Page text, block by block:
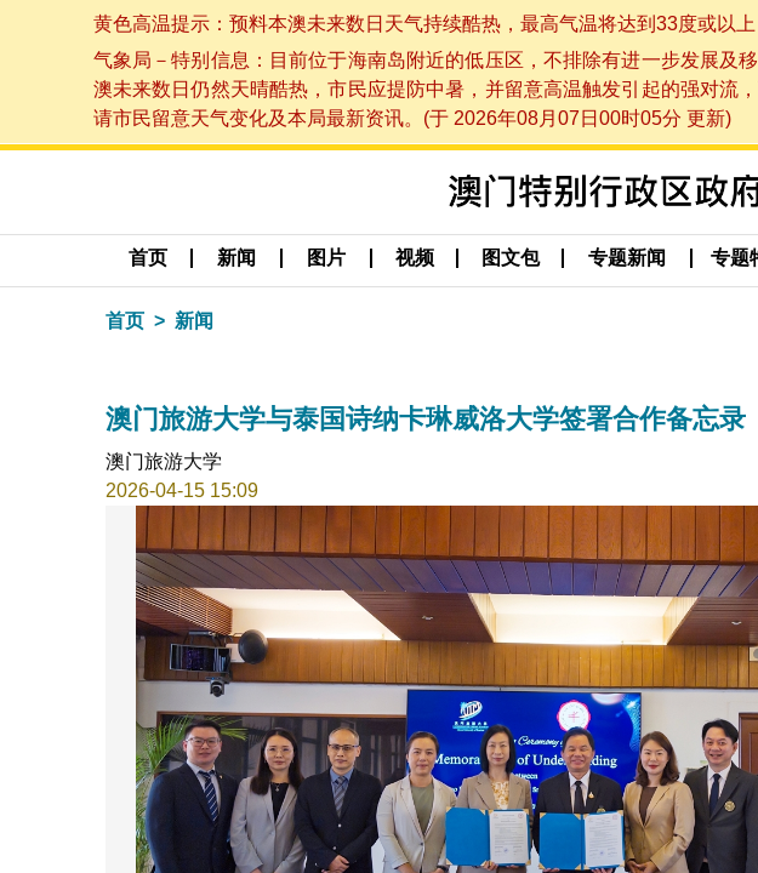
黄色高温提示：预料本澳未来数日天气持续酷热，最高气温将达到33度或以
气象局－特别信息：目前位于海南岛附近的低压区，不排除有进一步发展及
澳未来数日仍然天晴酷热，市民应提防中暑，并留意高温触发引起的强对流
请市民留意天气变化及本局最新资讯。(于 2026年08月07日00时05分 更新)
首页 新闻 图片 视频 图文包 专题新闻 专题
首页 新闻
澳门旅游大学与泰国诗纳卡琳威洛大学签署合作备忘录
澳门旅游大学
2026-04-15 15:09